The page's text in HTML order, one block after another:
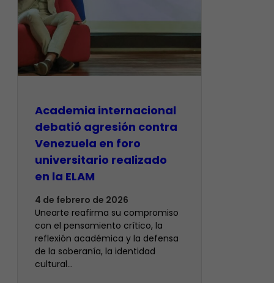
Academia internacional
debatió agresión contra
Venezuela en foro
universitario realizado
en la ELAM
4 de febrero de 2026
Unearte reafirma su compromiso
con el pensamiento crítico, la
reflexión académica y la defensa
de la soberanía, la identidad
cultural…